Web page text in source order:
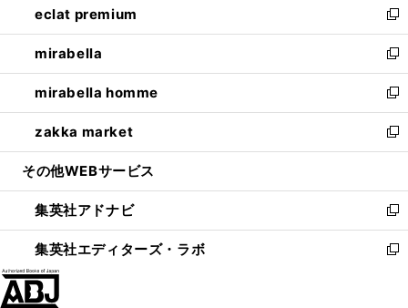
く
で
開
く
ド
ウ
で
開
く
ィ
ン
ド
ウ
で
開
く
い
ウ
ィ
ン
ド
ウ
で
開
eclat premium
新
し
い
ウ
ィ
ン
ド
ウ
開
く
mirabella
新
し
い
ウ
ィ
ン
ウ
で
開
く
mirabella homme
新
し
い
ウ
ン
ド
ウ
で
zakka market
新
し
ウ
ィ
ン
ド
その他WEBサービス
集英社アドナビ
新
し
い
集英社エディターズ・ラボ
新